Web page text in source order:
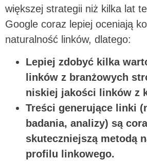
większej strategii niż kilka lat
Google coraz lepiej oceniają
naturalność linków, dlatego:
Lepiej zdobyć kilka
linków z branżowych
niskiej jakości linków z
Treści generujące linki
badania, analizy) są
skuteczniejszą metodą
profilu linkowego.